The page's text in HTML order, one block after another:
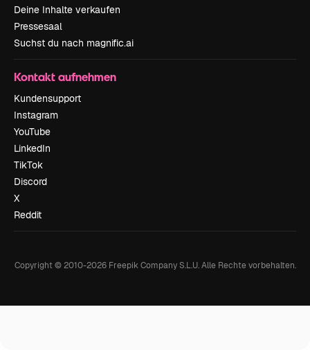
Deine Inhalte verkaufen
Pressesaal
Suchst du nach magnific.ai
Kontakt aufnehmen
Kundensupport
Instagram
YouTube
LinkedIn
TikTok
Discord
X
Reddit
Copyright © 2010-2026Freepik Company S.L.U. Alle Rechte vorbehalten.